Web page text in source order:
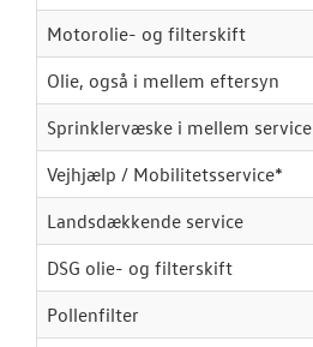
Motorolie- og filterskift
Olie, også i mellem eftersyn
Sprinklervæske i mellem service
Vejhjælp / Mobilitetsservice*
Landsdækkende service
DSG olie- og filterskift
Pollenfilter